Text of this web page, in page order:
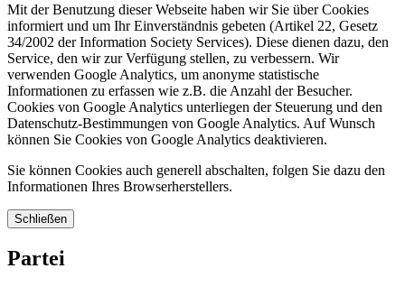
Mit der Benutzung dieser Webseite haben wir Sie über Cookies
informiert und um Ihr Einverständnis gebeten (Artikel 22, Gesetz
34/2002 der Information Society Services). Diese dienen dazu, den
Service, den wir zur Verfügung stellen, zu verbessern. Wir
verwenden Google Analytics, um anonyme statistische
Informationen zu erfassen wie z.B. die Anzahl der Besucher.
Cookies von Google Analytics unterliegen der Steuerung und den
Datenschutz-Bestimmungen von Google Analytics. Auf Wunsch
können Sie Cookies von Google Analytics deaktivieren.
Sie können Cookies auch generell abschalten, folgen Sie dazu den
Informationen Ihres Browserherstellers.
Schließen
Partei